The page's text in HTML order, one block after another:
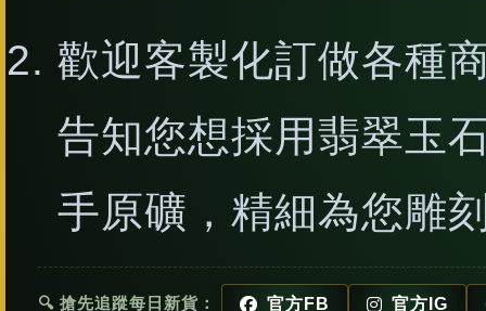
歡迎客製化訂做各種
告知您想採用翡翠玉
手原礦，精細為您雕
🔍 搶先追蹤每日新貨： 官方FB 官方IG